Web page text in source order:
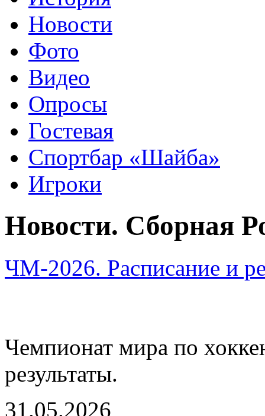
Новости
Фото
Видео
Опросы
Гостевая
Спортбар «Шайба»
Игроки
Новости. Сборная
ЧМ-2026. Расписание и
Чемпионат мира по
результаты.
31.05.2026